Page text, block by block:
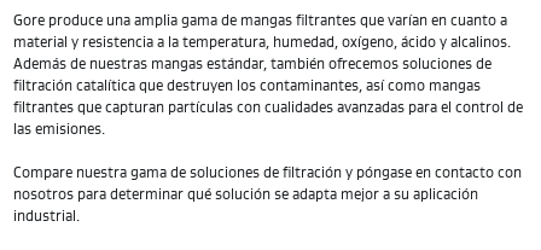
Gore produce una amplia gama de mangas filtrantes que varían en cuanto a
material y resistencia a la temperatura, humedad, oxígeno, ácido y alcalinos.
Además de nuestras mangas estándar, también ofrecemos soluciones de
filtración catalítica que destruyen los contaminantes, así como mangas
filtrantes que capturan partículas con cualidades avanzadas para el control de
las emisiones.
Compare nuestra gama de soluciones de filtración y póngase en contacto con
nosotros para determinar qué solución se adapta mejor a su aplicación
industrial.